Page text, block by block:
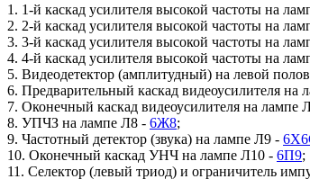
1. 1-й каскад усилителя высокой частоты на
2. 2-й каскад усилителя высокой частоты на
3. 3-й каскад усилителя высокой частоты на
4. 4-й каскад усилителя высокой частоты на
5. Видеодетектор (амплитудный) на левой
6. Предварительный каскад видеоусилителя на
7. Оконечный каскад видеоусилителя на лампе
8. УПЧЗ на лампе Л8 - 6Ж8;
9. Частотный детектор (звука) на лампе Л9 -
10. Оконечный каскад УНЧ на лампе Л10 - 6П9;
11. Селектор (левый триод) и ограничитель